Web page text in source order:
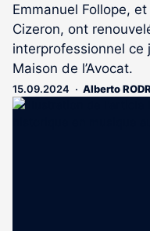
Emmanuel Follope,
Cizeron, ont
interprofessionnel ce
Maison de l’Avocat.
15.09.2024 Alberto